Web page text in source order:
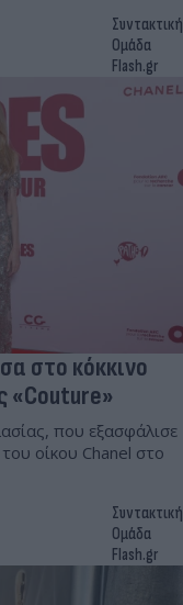
Συντακτική
Ομάδα
Flash.gr
στο κόκκινο
«Couture»
που εξασφάλισε
οίκου Chanel στο
Συντακτική
Ομάδα
Flash.gr